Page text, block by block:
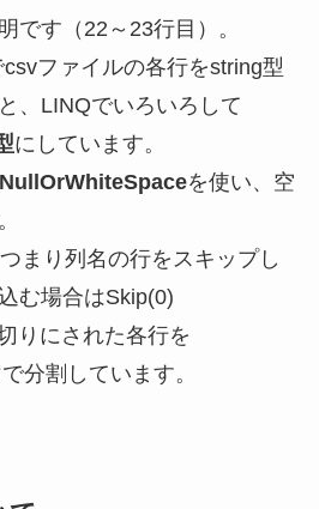
です（22～23行目）。
csvファイルの各行をstring型
、LINQでいろいろして
にしています。
を使い、空
まり列名の行をスキップし
む場合はSkip(0)
りにされた各行を
分割しています。